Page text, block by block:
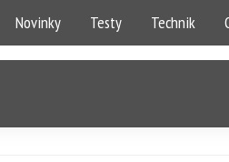
Novinky Testy Technik